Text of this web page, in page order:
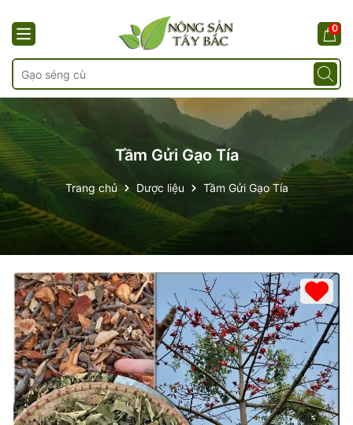
0
Tầm Gửi Gạo Tía
Trang chủ Dược liệu Tầm Gửi Gạo Tía